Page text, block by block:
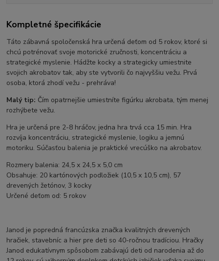
Kompletné špecifikácie
Táto zábavná spoločenská hra určená deťom od 5 rokov, ktoré si
chcú potrénovať svoje motorické zručnosti, koncentráciu a
strategické myslenie. Hádžte kocky a strategicky umiestnite
svojich akrobatov tak, aby ste vytvorili čo najvyššiu vežu. Prvá
osoba, ktorá zhodí vežu - prehráva!
Malý tip: Čím opatrnejšie umiestníte figúrku akrobata, tým menej
rozhýbete vežu.
Hra je určená pre 2-8 hráčov, jedna hra trvá cca 15 min. Hra
rozvíja koncentráciu, strategické myslenie, logiku a jemnú
motoriku. Súčasťou balenia je praktické vrecúško na akrobatov.
Rozmery balenia: 24,5 x 24,5 x 5,0 cm
Obsahuje: 20 kartónových podložiek (10,5 x 10,5 cm), 57
drevených žetónov, 3 kocky
Určené deťom od: 5 rokov
Janod je popredná francúzska značka kvalitných drevených
hračiek, stavebníc a hier pre deti so 40-ročnou tradíciou. Hračky
Janod edukatívnym spôsobom zabávajú deti od narodenia až do